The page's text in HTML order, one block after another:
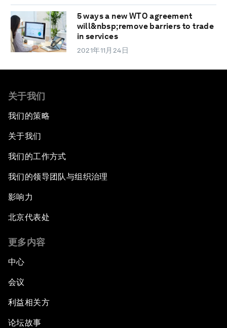
5 ways a new WTO agreement
will&nbsp;remove barriers to trade
in services
2021年11月24日
关于我们
我们的策略
关于我们
我们的工作方式
我们的领导团队与组织治理
影响力
北京代表处
更多内容
中心
会议
利益相关方
论坛故事